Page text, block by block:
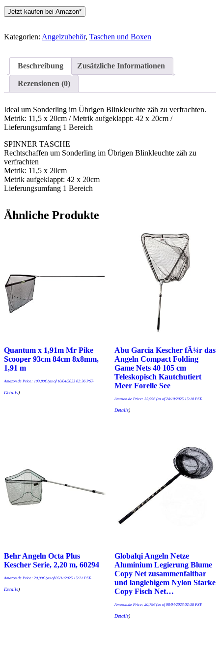
Jetzt kaufen bei Amazon*
Kategorien: Angelzubehör, Taschen und Boxen
Beschreibung Zusätzliche Informationen
Rezensionen (0)
Ideal um Sonderling im Übrigen Blinkleuchte zäh zu verfrachten.
Metrik: 11,5 x 20cm / Metrik aufgeklappt: 42 x 20cm /
Lieferungsumfang 1 Bereich
SPINNER TASCHE
Rechtschaffen um Sonderling im Übrigen Blinkleuchte zäh zu
verfrachten
Metrik: 11,5 x 20cm
Metrik aufgeklappt: 42 x 20cm
Lieferungsumfang 1 Bereich
Ähnliche Produkte
Quantum x 1,91m Mr Pike
Scooper 93cm 84cm 8x8mm,
1,91 m
Amazon.de Price: 103,80€(as of 10/04/2023 02:36 PST-
Details)
Abu Garcia Kescher fÃ¼r das
Angeln Compact Folding
Game Nets 40 105 cm
Teleskopisch Kautchutiert
Meer Forelle See
Amazon.de Price: 32,99€(as of 24/10/2025 15:10 PST-
Details)
Behr Angeln Octa Plus
Kescher Serie, 2,20 m, 60294
Amazon.de Price: 20,99€(as of 05/11/2025 15:21 PST-
Details)
Globalqi Angeln Netze
Aluminium Legierung Blume
Copy Net zusammenfaltbar
und langlebigem Nylon Starke
Copy Fisch Net…
Amazon.de Price: 20,79€(as of 08/04/2023 02:38 PST-
Details)